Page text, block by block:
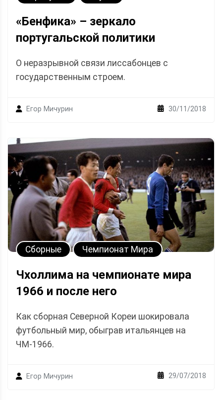
«Бенфика» – зеркало
португальской политики
О неразрывной связи лиссабонцев с
государственным строем.
Егор Мичурин 30/11/2018
Сборные Чемпионат Мира
Чхоллима на чемпионате мира
1966 и после него
Как сборная Северной Кореи шокировала
футбольный мир, обыграв итальянцев на
ЧМ-1966.
Егор Мичурин 29/07/2018